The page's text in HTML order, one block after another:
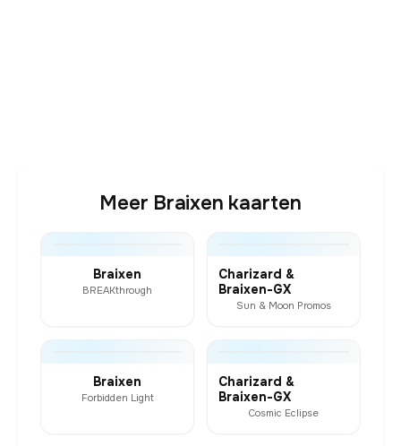
Meer Braixen kaarten
Braixen
BREAKthrough
Charizard &
Braixen-GX
Sun & Moon Promos
Braixen
Forbidden Light
Charizard &
Braixen-GX
Cosmic Eclipse